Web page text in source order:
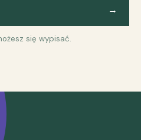
→
się wypisać.